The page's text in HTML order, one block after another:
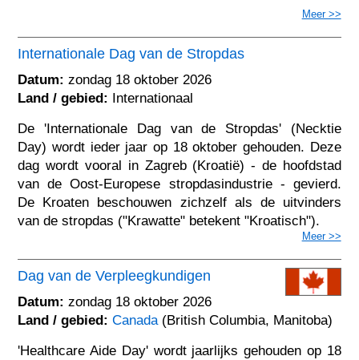
Meer >>
Internationale Dag van de Stropdas
Datum: zondag 18 oktober 2026
Land / gebied: Internationaal
De 'Internationale Dag van de Stropdas' (Necktie
Day) wordt ieder jaar op 18 oktober gehouden. Deze
dag wordt vooral in Zagreb (Kroatië) - de hoofdstad
van de Oost-Europese stropdasindustrie - gevierd.
De Kroaten beschouwen zichzelf als de uitvinders
van de stropdas ("Krawatte" betekent "Kroatisch").
Meer >>
Dag van de Verpleegkundigen
Datum: zondag 18 oktober 2026
Land / gebied: Canada (British Columbia, Manitoba)
'Healthcare Aide Day' wordt jaarlijks gehouden op 18